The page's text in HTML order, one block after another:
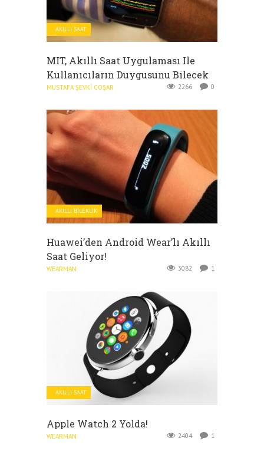
AKILLI SAAT
MIT, Akıllı Saat Uygulaması Ile
Kullanıcıların Duygusunu Bilecek
MUSTAFA ŞEVKI COŞAR 2266 0
AKILLI BILEKLIK
Huawei’den Android Wear’lı Akıllı
Saat Geliyor!
WEARMAN 3082 1
AKILLI SAAT
Apple Watch 2 Yolda!
WEARMAN 2404 1